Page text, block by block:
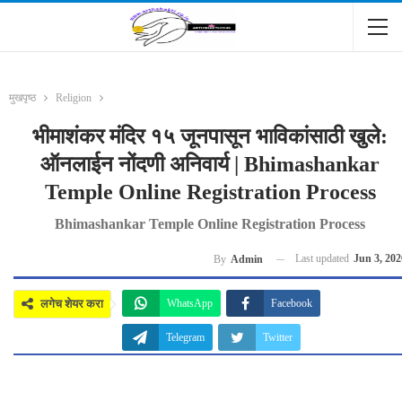
मुखपृष्ठ Religion
भीमाशंकर मंदिर १५ जूनपासून भाविकांसाठी खुले:
ऑनलाईन नोंदणी अनिवार्य | Bhimashankar
Temple Online Registration Process
Bhimashankar Temple Online Registration Process
By Admin Last updated Jun 3,
लगेच शेयर करा WhatsApp Facebook
Telegram Twitter